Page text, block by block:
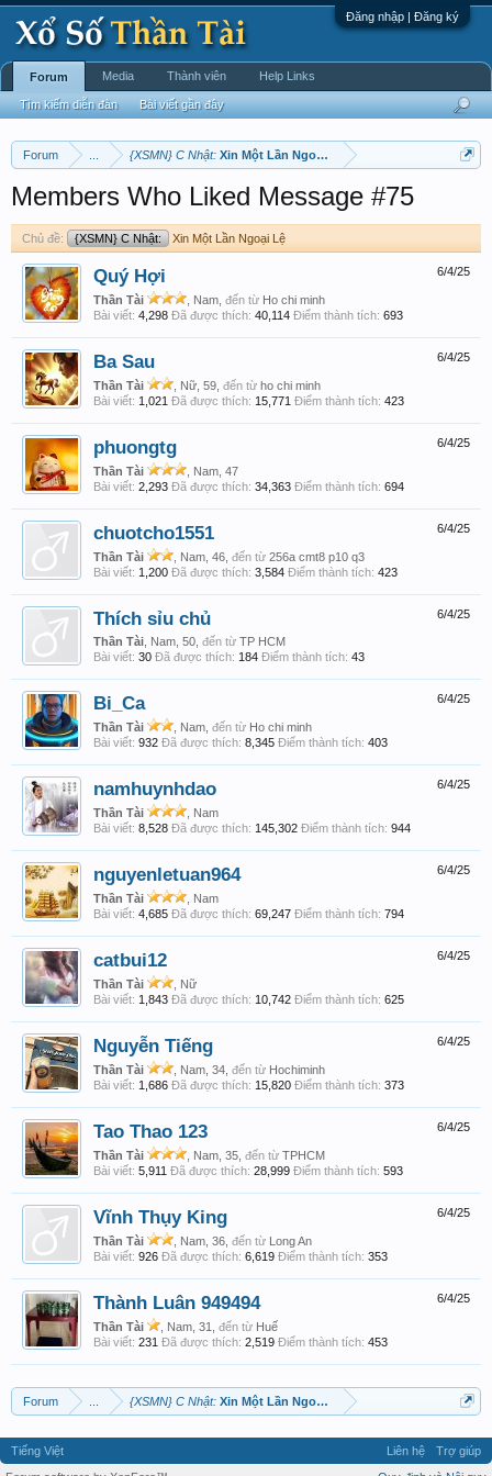
Đăng nhập | Đăng ký
Forum {XSMN} C Nhật: Xin Một Lần Ngoại Lệ
Members Who Liked Message #75
Chủ đề: {XSMN} C Nhật: Xin Một Lần Ngoại Lệ
6/4/25
Quý Hợi
Thần Tài , Nam, đến từ Ho chi minh
Bài viết: 4,298 Đã được thích: 40,114 Điểm thành tích: 693
6/4/25
Ba Sau
Thần Tài , Nữ, 59, đến từ ho chi minh
Bài viết: 1,021 Đã được thích: 15,771 Điểm thành tích: 423
6/4/25
phuongtg
Thần Tài
, Nam, 47
Bài viết: 2,293 Đã được thích: 34,363 Điểm thành tích: 694
6/4/25
chuotcho1551
Thần Tài , Nam, 46, đến từ 256a cmt8 p10 q3
Bài viết: 1,200 Đã được thích: 3,584 Điểm thành tích: 423
6/4/25
Thích sỉu chủ
Thần Tài , Nam, 50, đến từ TP HCM
Bài viết: 30 Đã được thích: 184 Điểm thành tích: 43
6/4/25
Bi_Ca
Thần Tài , Nam, đến từ Ho chi minh
Bài viết: 932 Đã được thích: 8,345 Điểm thành tích: 403
6/4/25
namhuynhdao
Thần Tài
, Nam
Bài viết: 8,528 Đã được thích: 145,302 Điểm thành tích: 944
6/4/25
nguyenletuan964
Thần Tài
, Nam
Bài viết: 4,685 Đã được thích: 69,247 Điểm thành tích: 794
6/4/25
catbui12
Thần Tài
, Nữ
Bài viết: 1,843 Đã được thích: 10,742 Điểm thành tích: 625
6/4/25
Nguyễn Tiếng
Thần Tài , Nam, 34, đến từ Hochiminh
Bài viết: 1,686 Đã được thích: 15,820 Điểm thành tích: 373
6/4/25
Tao Thao 123
Thần Tài , Nam, 35, đến từ TPHCM
Bài viết: 5,911 Đã được thích: 28,999 Điểm thành tích: 593
6/4/25
Vĩnh Thụy King
Thần Tài , Nam, 36, đến từ Long An
Bài viết: 926 Đã được thích: 6,619 Điểm thành tích: 353
6/4/25
Thành Luân 949494
Thần Tài , Nam, 31, đến từ Huế
Bài viết: 231 Đã được thích: 2,519 Điểm thành tích: 453
Forum {XSMN} C Nhật: Xin Một Lần Ngoại Lệ
Forum
Tìm kiếm diễn đàn Bài viết gần đây
Media Thành viên Help Links
Tiếng Việt Liên hệ
Trợ giúp